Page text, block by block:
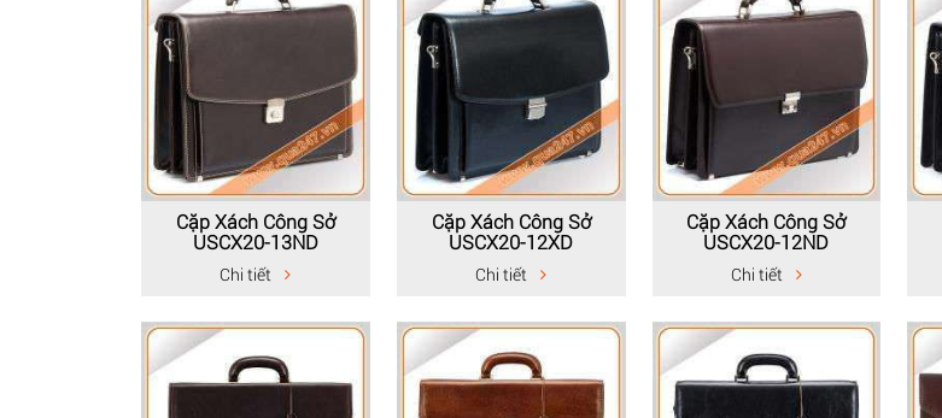
Cặp Xách Công Sở
USCX20-13ND
Chi tiết
Cặp Xách Công Sở
USCX20-12XD
Chi tiết
Cặp Xách Công Sở
USCX20-12ND
Chi tiết